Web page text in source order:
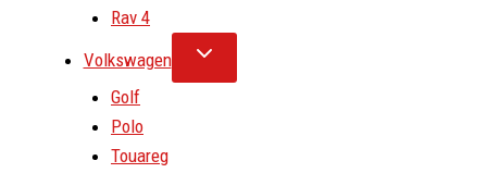
Rav 4
Volkswagen
Golf
Polo
Touareg